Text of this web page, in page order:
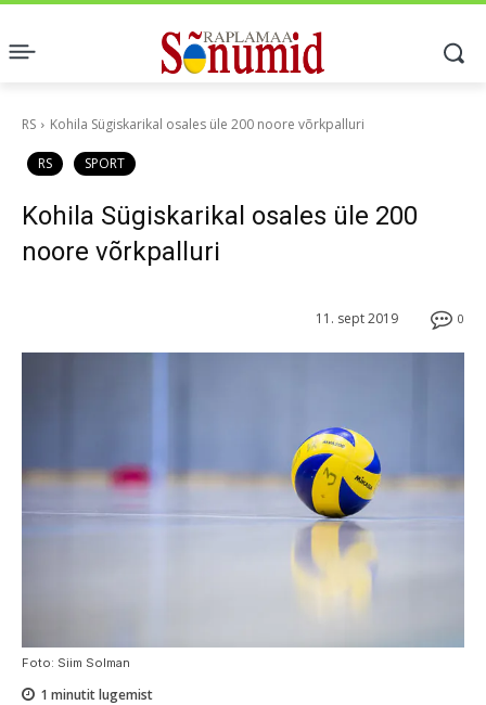
RS Kohila Sügiskarikal osales üle 200 noore võrkpalluri
RS SPORT
Kohila Sügiskarikal osales üle 200
noore võrkpalluri
0
11. sept 2019
Foto: Siim Solman
1 minutit lugemist